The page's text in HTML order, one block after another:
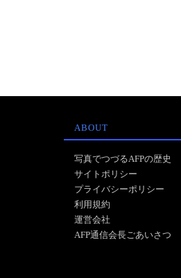
ABOUT
写真でつづるAFPの歴史
サイトポリシー
プライバシーポリシー
利用規約
運営会社
AFP通信会長ごあいさつ